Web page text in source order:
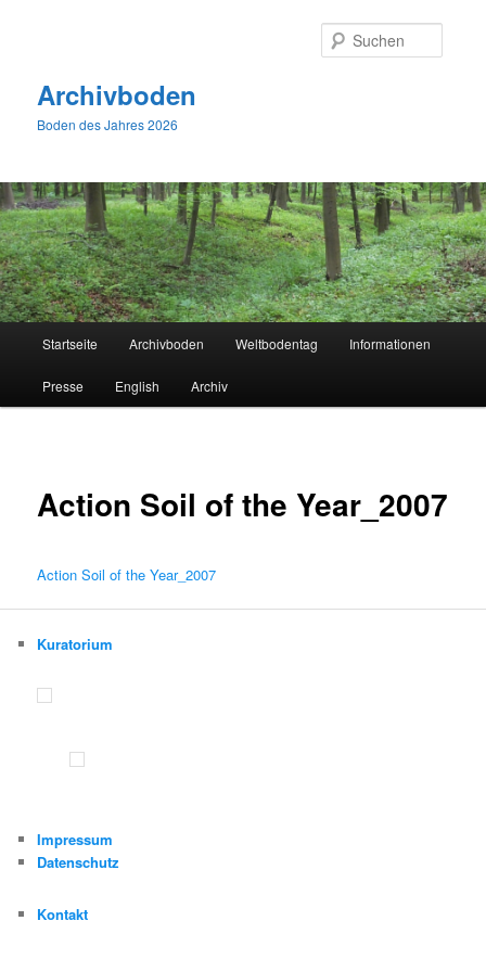
Archivboden
Boden des Jahres 2026
Startseite Archivboden Weltbodentag Informationen
Presse English Archiv
Action Soil of the Year_2007
Action Soil of the Year_2007
Kuratorium
Impressum
Datenschutz
Kontakt